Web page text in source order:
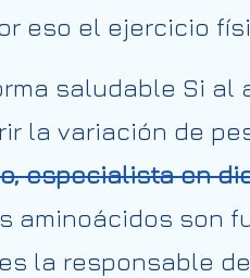
eso el ejercicio
saludable Si
la variación de
especialista en
aminoácidos son
la responsable